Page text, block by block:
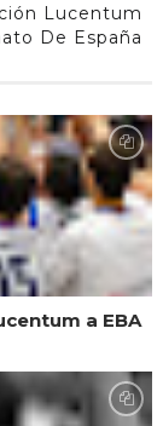
Lucentum
De España
a EBA